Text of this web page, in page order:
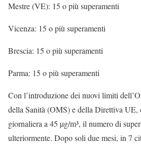
Mestre (VE): 15 o più superamenti
Vicenza: 15 o più superamenti
Brescia: 15 o più superamenti
Parma: 15 o più superamenti
Con l’introduzione dei nuovi limiti
della Sanità (OMS) e della Direttiva UE,
giornaliera a 45 µg/m³, il numero di
ulteriormente. Dopo soli due mesi, in 7